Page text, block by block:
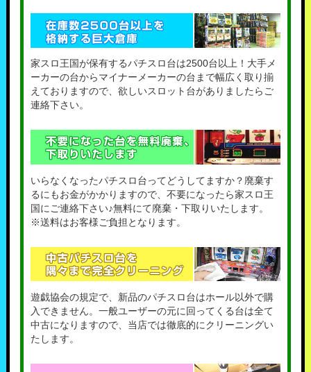
家スロ王国が保有するパチスロ台は2500台以上！大手メ
ーカーの台からマイナーメーカーの台まで幅広く取り揃
えておりますので、欲しいスロット台がありましたらご
連絡下さい。
いらなくなったパチスロ台ってどうしてますか？廃棄す
るにもお金がかかりますので、不要になったら家スロ王
国にご連絡下さい♪無料にて廃棄・下取りいたします。
※送料はお客様ご負担となります。
遊戯協会の規定で、新品のパチスロ台はホール以外で購
入できません。一般ユーザーの元に回ってくる台は全て
中古になりますので、当店では徹底的にクリーニングい
たします。